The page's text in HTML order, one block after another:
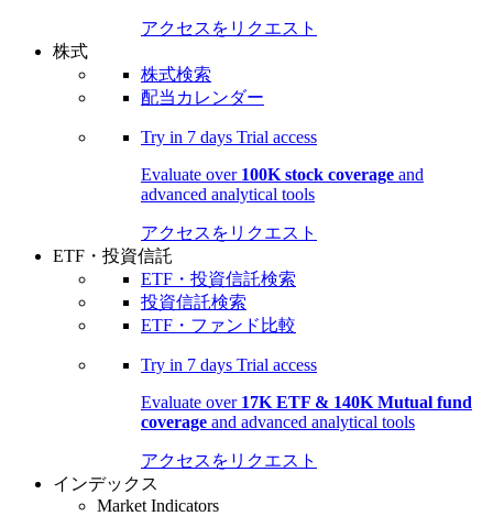
アクセスをリクエスト
株式
株式検索
配当カレンダー
Try in 7 days Trial access
Evaluate over 100K stock coverage and
advanced analytical tools
アクセスをリクエスト
ETF・投資信託
ETF・投資信託検索
投資信託検索
ETF・ファンド比較
Try in 7 days Trial access
Evaluate over 17K ETF & 140K Mutual fund
coverage and advanced analytical tools
アクセスをリクエスト
インデックス
Market Indicators